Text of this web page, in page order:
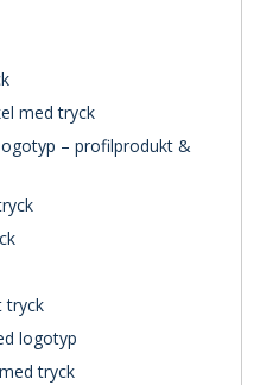
med tryck
– profilprodukt &
tryck
logotyp
tryck